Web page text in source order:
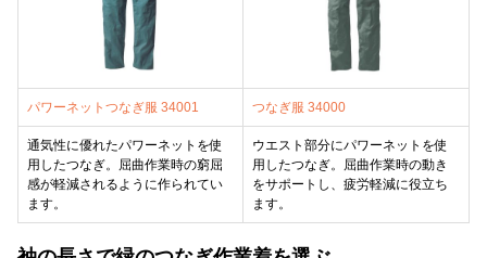
パワーネットつなぎ服 34001 つなぎ服 34000
通気性に優れたパワーネットを使
用したつなぎ。屈曲作業時の窮屈
感が軽減されるように作られてい
ます。
ウエスト部分にパワーネットを使
用したつなぎ。屈曲作業時の動き
をサポートし、疲労軽減に役立ち
ます。